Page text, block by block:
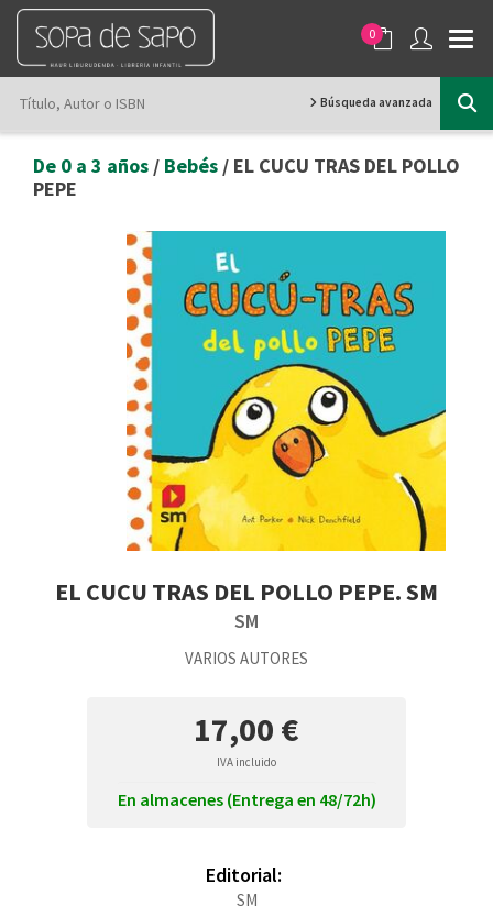
0
Búsqueda avanzada
De 0 a 3 años / Bebés / EL CUCU TRAS DEL POLLO
PEPE
EL CUCU TRAS DEL POLLO PEPE. SM
SM
VARIOS AUTORES
17,00 €
IVA incluido
En almacenes (Entrega en 48/72h)
Editorial:
SM